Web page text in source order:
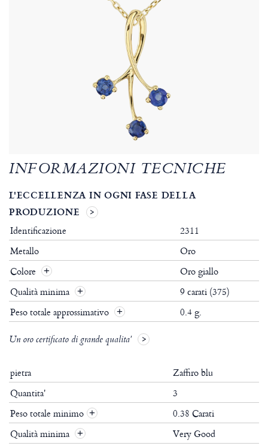
INFORMAZIONI TECNICHE
L'ECCELLENZA IN OGNI FASE DELLA
PRODUZIONE
Identificazione
2311
Metallo
Oro
Colore
Oro giallo
Qualità minima
9 carati (375)
Peso totale approssimativo
0.4 g.
Un oro certificato di grande qualita'
pietra
Zaffiro blu
Quantita'
3
Peso totale minimo +
0.38 Carati
Qualità minima + Very Good